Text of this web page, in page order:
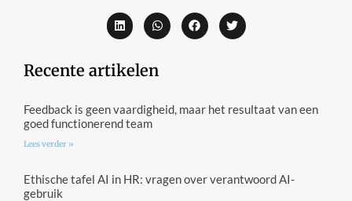
Recente artikelen
Feedback is geen vaardigheid, maar het resultaat van een
goed functionerend team
Lees verder »
Ethische tafel AI in HR: vragen over verantwoord AI-
gebruik